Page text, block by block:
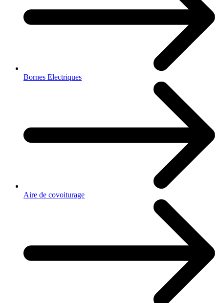
Bornes Electriques
Aire de covoiturage